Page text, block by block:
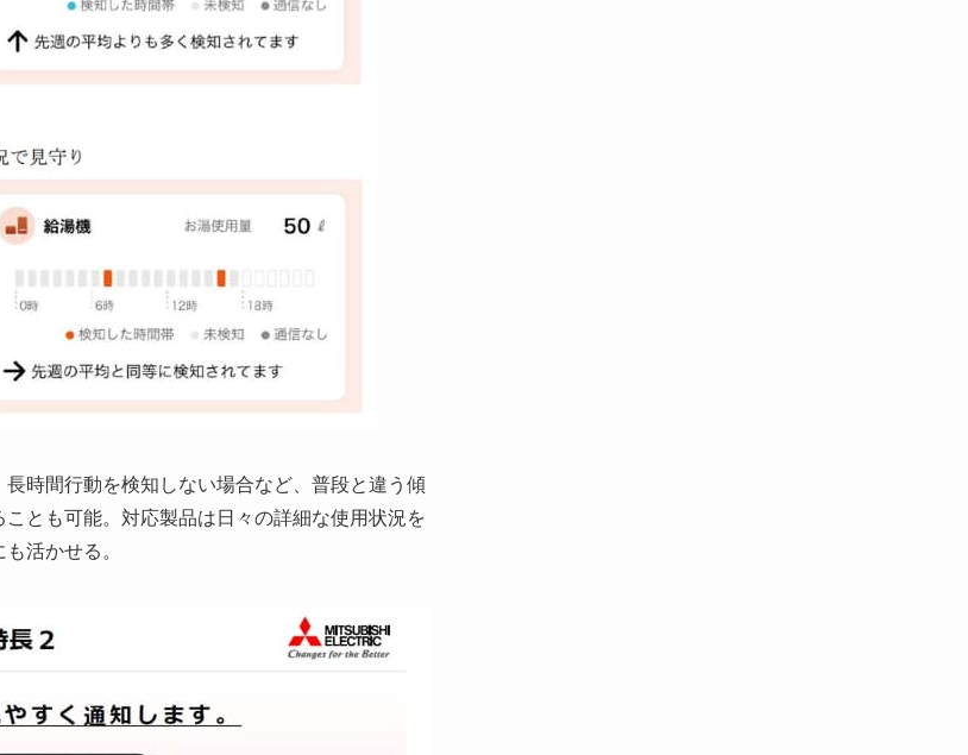
時間行動を検知しない場合など、普段と違う傾
とも可能。対応製品は日々の詳細な使用状況を
活かせる。